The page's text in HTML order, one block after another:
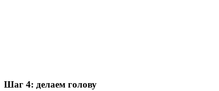
Шаг 4: делаем голову